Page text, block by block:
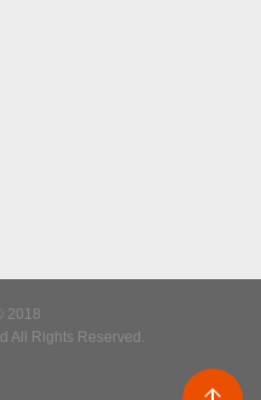
2018
All Rights Reserved.